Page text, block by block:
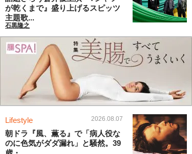
が乾くまで』盛り上げるスピッツ
主題歌...
石黒隆之
Lifestyle 2026.08.07
朝ドラ『風、薫る』で「病人役な
のに色気がダダ漏れ」と騒然。39